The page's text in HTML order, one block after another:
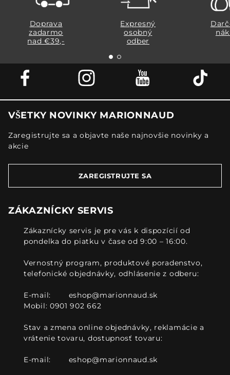
Doprava
zadarmo
nad €39,-
Expresný
osobný
odber
VŠETKY NOVINKY MARIONNAUD
Zaregistrujte sa a objavte naše najnovšie novinky a
akcie
ZAREGISTRUJTE SA
ZÁKAZNÍCKY SERVIS
Zákaznícky servis je pre vás k dispozícií od
pondelka do piatku v čase od 9:00 – 16:00.
Vernostný program, produktové poradenstvo,
telefonické objednávky, odhlásenie z odberu:
E-mail:
eshop@marionnaud.sk
Mobil: 0901 902 662
Stav a zmena online objednávky, reklamácie a
vrátenie tovaru, dostupnosť tovaru:
E-mail: eshop@marionnaud.sk